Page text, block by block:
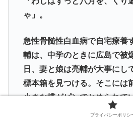
ゃ」。
急性骨髄性白血病で自宅療養
輔は、中学のときに広島で被
日、妻と娘は亮輔が大事にし
標本箱を見つける。そこには
小さな蝶がピンでとめられて
十年八月に突然断ち切られた
プライバシーポリシ